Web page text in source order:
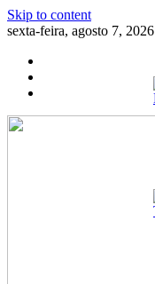
Skip to content
sexta-feira, agosto 7, 2026